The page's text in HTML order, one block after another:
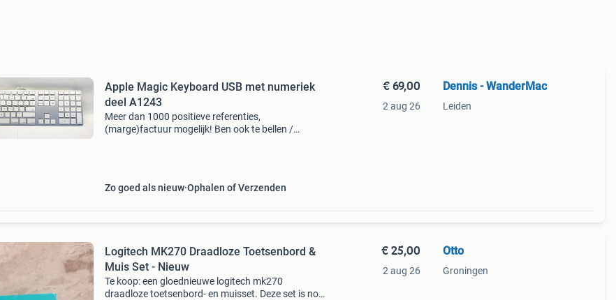
Apple Magic Keyboard USB met numeriek
deel A1243
Meer dan 1000 positieve referenties,
(marge)factuur mogelijk! Ben ook te bellen /
Zo goed als nieuw Ophalen of Verzenden
€ 69,00
2 aug 26
Dennis - WanderMac
Leiden
Logitech MK270 Draadloze Toetsenbord &
Muis Set - Nieuw
Te koop: een gloednieuwe logitech mk270
draadloze toetsenbord- en muisset. Deze set is nog
€ 25,00
2 aug 26
Otto
Groningen